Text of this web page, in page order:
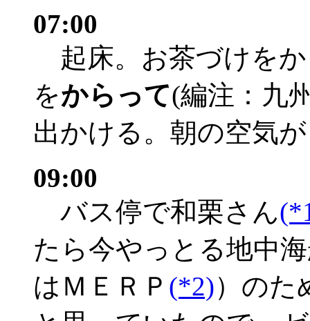
07:00
起床。お茶づけを
をからって(編注：九
出かける。朝の空気
09:00
バス停で和栗さん
たら今やっとる地中
はＭＥＲＰ (*2)）のた